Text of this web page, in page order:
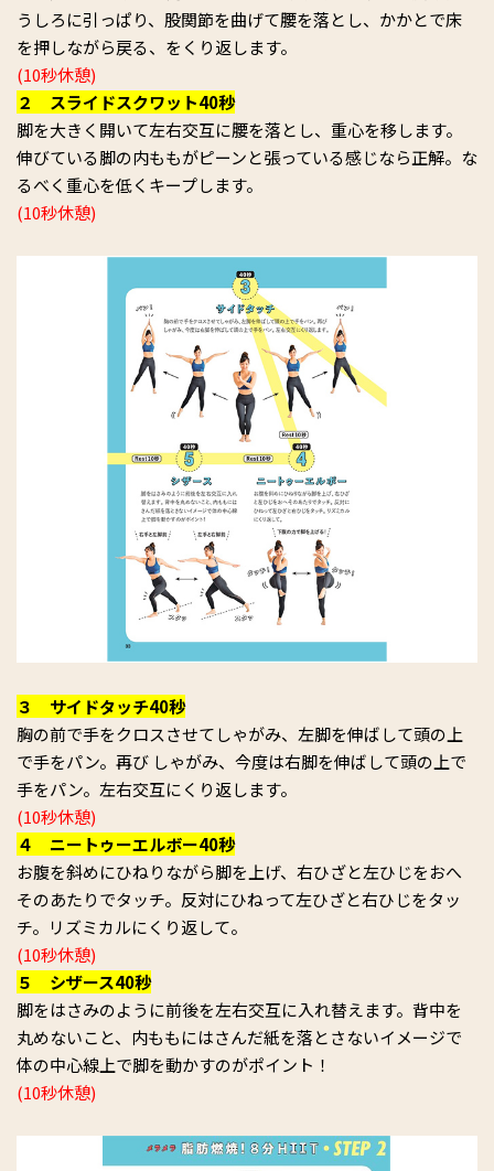
うしろに引っぱり、股関節を曲げて腰を落とし、かかとで床
を押しながら戻る、をくり返します。
(10秒休憩)
２ スライドスクワット40秒
脚を大きく開いて左右交互に腰を落とし、重心を移します。
伸びている脚の内ももがピーンと張っている感じなら正解。な
るべく重心を低くキープします。
(10秒休憩)
３ サイドタッチ40秒
胸の前で手をクロスさせてしゃがみ、左脚を伸ばして頭の上
で手をパン。再び しゃがみ、今度は右脚を伸ばして頭の上で
手をパン。左右交互にくり返します。
(10秒休憩)
４ ニートゥーエルボー40秒
お腹を斜めにひねりながら脚を上げ、右ひざと左ひじをおへ
そのあたりでタッチ。反対にひねって左ひざと右ひじをタッ
チ。リズミカルにくり返して。
(10秒休憩)
５ シザース40秒
脚をはさみのように前後を左右交互に入れ替えます。背中を
丸めないこと、内ももにはさんだ紙を落とさないイメージで
体の中心線上で脚を動かすのがポイント！
(10秒休憩)